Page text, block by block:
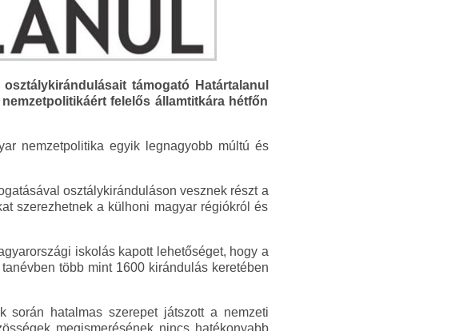
támogató Határtalanul
felelős államtitkára hétfőn
nemzetpolitika egyik legnagyobb múltú és
osztálykiránduláson vesznek részt a
szerezhetnek a külhoni magyar régiókról és
iskolás kapott lehetőséget, hogy a
több mint 1600 kirándulás keretében
során hatalmas szerepet játszott a nemzeti